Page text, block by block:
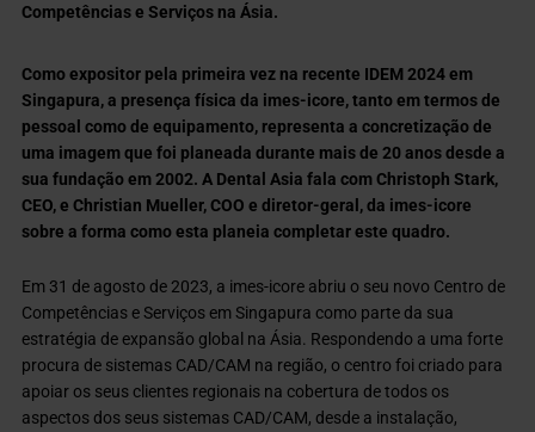
Competências e Serviços na Ásia.
Como expositor pela primeira vez na recente IDEM 2024 em
Singapura, a presença física da imes-icore, tanto em termos de
pessoal como de equipamento, representa a concretização de
uma imagem que foi planeada durante mais de 20 anos desde a
sua fundação em 2002. A Dental Asia fala com Christoph Stark,
CEO, e Christian Mueller, COO e diretor-geral, da imes-icore
sobre a forma como esta planeia completar este quadro.
Em 31 de agosto de 2023, a imes-icore abriu o seu novo Centro de
Competências e Serviços em Singapura como parte da sua
estratégia de expansão global na Ásia. Respondendo a uma forte
procura de sistemas CAD/CAM na região, o centro foi criado para
apoiar os seus clientes regionais na cobertura de todos os
aspectos dos seus sistemas CAD/CAM, desde a instalação,